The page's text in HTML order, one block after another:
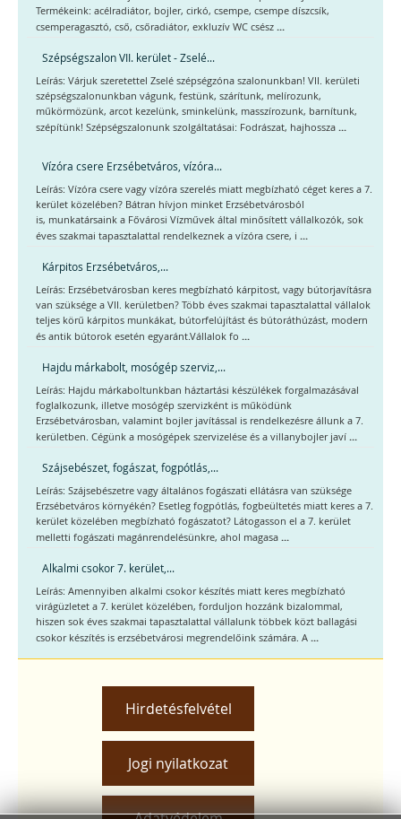
Termékeink: acélradiátor, bojler, cirkó, csempe, csempe díszcsík,
csemperagasztó, cső, csőradiátor, exkluzív WC csész ...
Szépségszalon VII. kerület - Zselé...
Leírás: Várjuk szeretettel Zselé szépségzóna szalonunkban! VII. kerületi
szépségszalonunkban vágunk, festünk, szárítunk, melírozunk,
műkörmözünk, arcot kezelünk, sminkelünk, masszírozunk, barnítunk,
szépítünk! Szépségszalonunk szolgáltatásai: Fodrászat, hajhossza ...
Vízóra csere Erzsébetváros, vízóra...
Leírás: Vízóra csere vagy vízóra szerelés miatt megbízható céget keres a 7.
kerület közelében? Bátran hívjon minket Erzsébetvárosból
is, munkatársaink a Fővárosi Vízművek által minősített vállalkozók, sok
éves szakmai tapasztalattal rendelkeznek a vízóra csere, i ...
Kárpitos Erzsébetváros,...
Leírás: Erzsébetvárosban keres megbízható kárpitost, vagy bútorjavításra
van szüksége a VII. kerületben? Több éves szakmai tapasztalattal vállalok
teljes körű kárpitos munkákat, bútorfelújítást és bútoráthúzást, modern
és antik bútorok esetén egyaránt.Vállalok fo ...
Hajdu márkabolt, mosógép szerviz,...
Leírás: Hajdu márkaboltunkban háztartási készülékek forgalmazásával
foglalkozunk, illetve mosógép szervizként is működünk
Erzsébetvárosban, valamint bojler javítással is rendelkezésre állunk a 7.
kerületben. Cégünk a mosógépek szervizelése és a villanybojler javí ...
Szájsebészet, fogászat, fogpótlás,...
Leírás: Szájsebészetre vagy általános fogászati ellátásra van szüksége
Erzsébetváros környékén? Esetleg fogpótlás, fogbeültetés miatt keres a 7.
kerület közelében megbízható fogászatot? Látogasson el a 7. kerület
melletti fogászati magánrendelésünkre, ahol magasa ...
Alkalmi csokor 7. kerület,...
Leírás: Amennyiben alkalmi csokor készítés miatt keres megbízható
virágüzletet a 7. kerület közelében, forduljon hozzánk bizalommal,
hiszen sok éves szakmai tapasztalattal vállalunk többek közt ballagási
csokor készítés is erzsébetvárosi megrendelőink számára. A ...
Hirdetésfelvétel
Jogi nyilatkozat